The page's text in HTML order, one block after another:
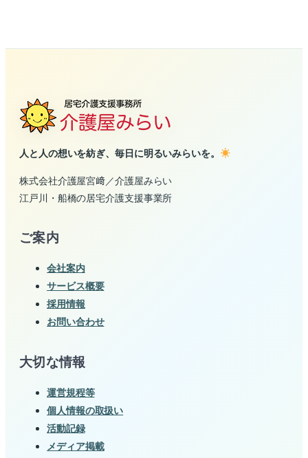
人と人の想いを紡ぎ、毎日に明るいみらいを。
株式会社介護屋宮﨑／介護屋みらい
江戸川・船橋の居宅介護支援事業所
ご案内
会社案内
サービス概要
採用情報
お問い合わせ
大切な情報
運営規程等
個人情報の取扱い
活動記録
メディア掲載